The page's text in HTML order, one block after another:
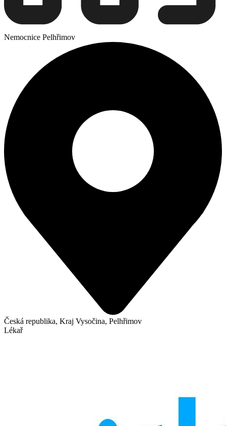
Nemocnice Pelhřimov
Česká republika, Kraj Vysočina, Pelhřimov
Lékař